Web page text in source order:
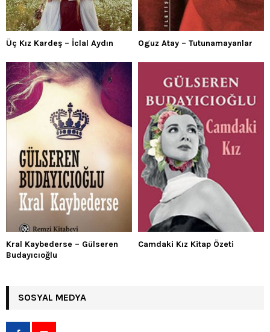
Üç Kız Kardeş – İclal Aydın Oguz Atay – Tutunamayanlar
Kral Kaybederse – Gülseren
Budayıcıoğlu
Camdaki Kız Kitap Özeti
SOSYAL MEDYA